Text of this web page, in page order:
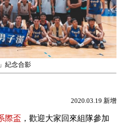
紀念合影
2020.03.19 新增
際盃 ，歡迎大家回來組隊參加